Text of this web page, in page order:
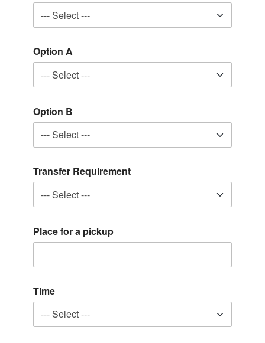
Option A
Option B
Transfer Requirement
Place for a pickup
Time